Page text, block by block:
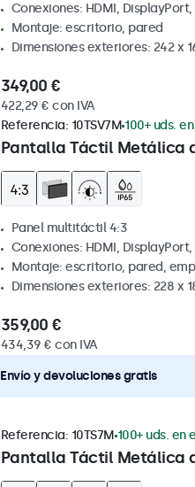
Conexiones: HDMI, DisplayPort,
Montaje: escritorio, pared
Dimensiones exteriores: 242 x
349,00 €
422,29 € con IVA
Pantalla Táctil Metálica
Referencia: 10TSV7M 100+ uds.
Panel multitáctil 4:3
Conexiones: HDMI, DisplayPort,
Montaje: escritorio, pared,
Dimensiones exteriores: 228 x
359,00 €
434,39 € con IVA
Envío y devoluciones gratis
Pantalla Táctil Metálica
Referencia: 10TS7M 100+ uds. en